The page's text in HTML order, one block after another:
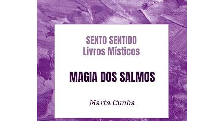
Libros antiguos
Arte y coleccionismo
Vendedores
Comenzar a vender